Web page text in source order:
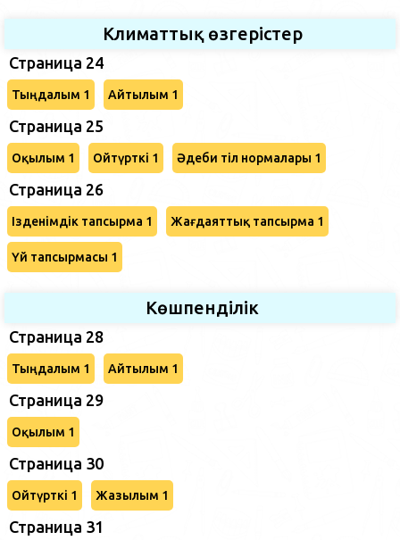
Климаттық өзгерістер
Страница 24
Тыңдалым 1 Айтылым 1
Страница 25
Оқылым 1 Ойтүрткі 1 Әдеби тіл нормалары 1
Страница 26
Ізденімдік тапсырма 1 Жағдаяттық тапсырма 1
Үй тапсырмасы 1
Көшпенділік
Страница 28
Тыңдалым 1 Айтылым 1
Страница 29
Оқылым 1
Страница 30
Ойтүрткі 1 Жазылым 1
Страница 31